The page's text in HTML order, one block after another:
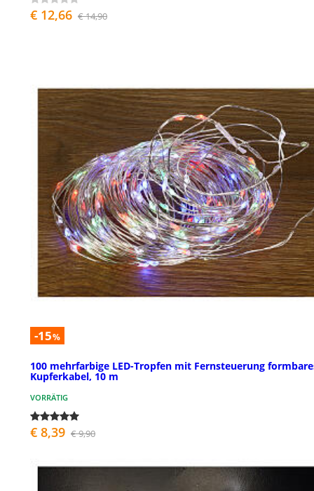
€ 12,66 € 14,90
-15%
100 mehrfarbige LED-Tropfen mit Fernsteuerung
Kupferkabel, 10 m
VORRÄTIG
€ 8,39 € 9,90